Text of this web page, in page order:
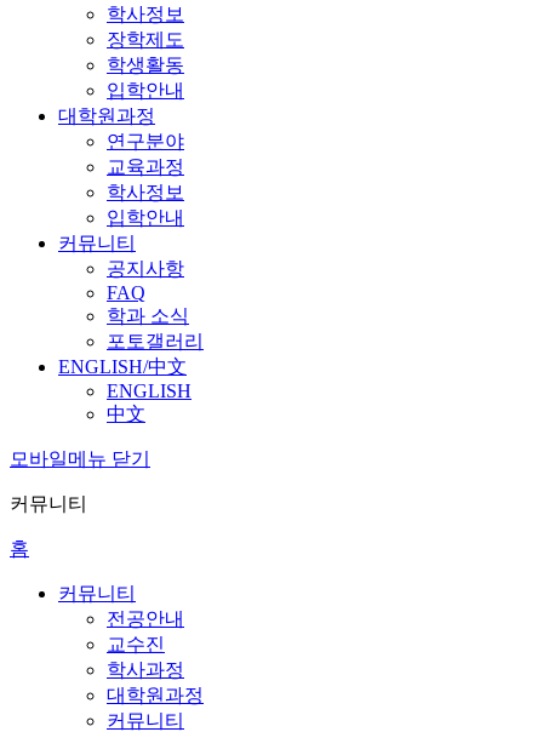
학사정보
장학제도
학생활동
입학안내
대학원과정
연구분야
교육과정
학사정보
입학안내
커뮤니티
공지사항
FAQ
학과 소식
포토갤러리
ENGLISH/中文
ENGLISH
中文
모바일메뉴 닫기
커뮤니티
홈
커뮤니티
전공안내
교수진
학사과정
대학원과정
커뮤니티